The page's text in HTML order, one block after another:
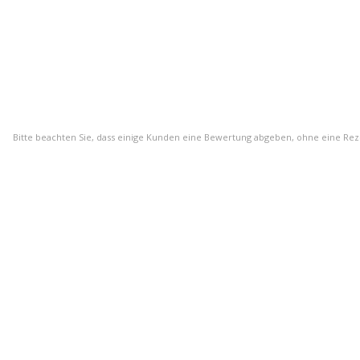
Bitte beachten Sie, dass einige Kunden eine Bewertung abgeben, ohne eine